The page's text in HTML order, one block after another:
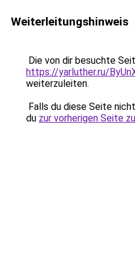
Weiterleitungshinweis
Die von dir besuchte
https://yarluther.ru/
weiterzuleiten.
Falls du diese Seite
du zur vorherigen Seite